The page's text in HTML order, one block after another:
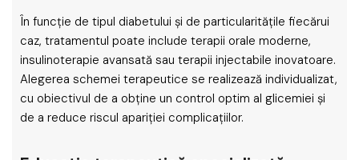
În funcție de tipul diabetului și de particularitățile fiecărui
caz, tratamentul poate include terapii orale moderne,
insulinoterapie avansată sau terapii injectabile inovatoare.
Alegerea schemei terapeutice se realizează individualizat,
cu obiectivul de a obține un control optim al glicemiei și
de a reduce riscul apariției complicațiilor.